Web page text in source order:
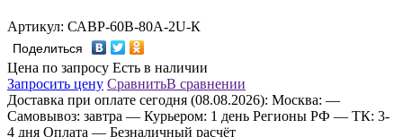
Артикул: САВР-60В-80А-2U-К
Поделиться
Цена по запросу Есть в наличии
Запросить цену СравнитьВ сравнении
Доставка при оплате сегодня (08.08.2026): Москва: —
Самовывоз: завтра — Курьером: 1 день Регионы РФ — ТК: 3-
4 дня Оплата — Безналичный расчёт